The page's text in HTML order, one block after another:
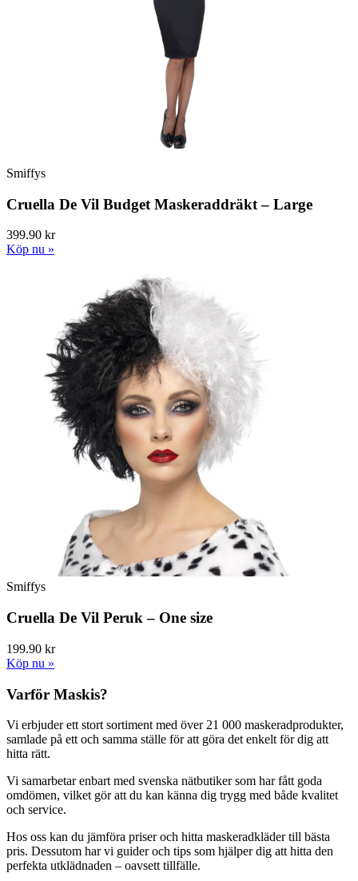
Smiffys
Cruella De Vil Budget Maskeraddräkt – Large
399.90 kr
Köp nu »
Smiffys
Cruella De Vil Peruk – One size
199.90 kr
Köp nu »
Varför Maskis?
Vi erbjuder ett stort sortiment med över 21 000 maskeradprodukter,
samlade på ett och samma ställe för att göra det enkelt för dig att
hitta rätt.
Vi samarbetar enbart med svenska nätbutiker som har fått goda
omdömen, vilket gör att du kan känna dig trygg med både kvalitet
och service.
Hos oss kan du jämföra priser och hitta maskeradkläder till bästa
pris. Dessutom har vi guider och tips som hjälper dig att hitta den
perfekta utklädnaden – oavsett tillfälle.